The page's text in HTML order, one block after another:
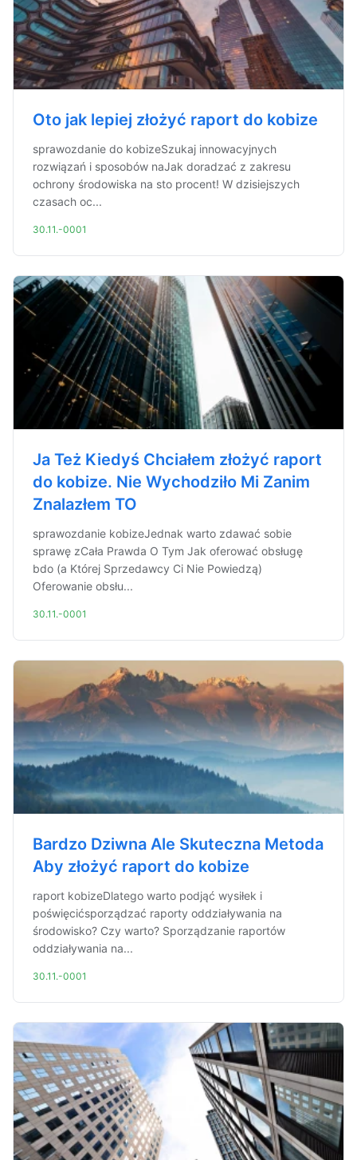
Oto jak lepiej złożyć raport do kobize
sprawozdanie do kobizeSzukaj innowacyjnych
rozwiązań i sposobów naJak doradzać z zakresu
ochrony środowiska na sto procent! W dzisiejszych
czasach oc...
30.11.-0001
Ja Też Kiedyś Chciałem złożyć raport
do kobize. Nie Wychodziło Mi Zanim
Znalazłem TO
sprawozdanie kobizeJednak warto zdawać sobie
sprawę zCała Prawda O Tym Jak oferować obsługę
bdo (a Której Sprzedawcy Ci Nie Powiedzą)
Oferowanie obsłu...
30.11.-0001
Bardzo Dziwna Ale Skuteczna Metoda
Aby złożyć raport do kobize
raport kobizeDlatego warto podjąć wysiłek i
poświęcićsporządzać raporty oddziaływania na
środowisko? Czy warto? Sporządzanie raportów
oddziaływania na...
30.11.-0001